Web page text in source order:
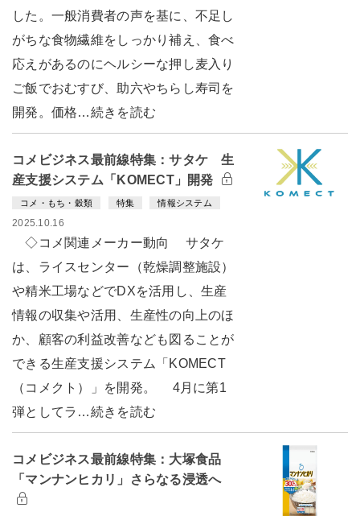
した。一般消費者の声を基に、不足し
がちな食物繊維をしっかり補え、食べ
応えがあるのにヘルシーな押し麦入り
ご飯でおむすび、助六やちらし寿司を
開発。価格…続きを読む
コメビジネス最前線特集：サタケ 生
産支援システム「KOMECT」開発
コメ・もち・穀類 特集 情報システム
2025.10.16
◇コメ関連メーカー動向 サタケ
は、ライスセンター（乾燥調整施設）
や精米工場などでDXを活用し、生産
情報の収集や活用、生産性の向上のほ
か、顧客の利益改善なども図ることが
できる生産支援システム「KOMECT
（コメクト）」を開発。 4月に第1
弾としてラ…続きを読む
コメビジネス最前線特集：大塚食品
「マンナンヒカリ」さらなる浸透へ